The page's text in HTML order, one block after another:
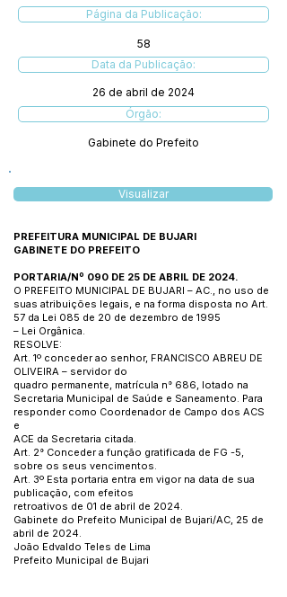
Página da Publicação:
58
Data da Publicação:
26 de abril de 2024
Órgão:
Gabinete do Prefeito
Visualizar
PREFEITURA MUNICIPAL DE BUJARI
GABINETE DO PREFEITO
PORTARIA/Nº 090 DE 25 DE ABRIL DE 2024.
O PREFEITO MUNICIPAL DE BUJARI – AC., no uso de
suas atribuições legais, e na forma disposta no Art.
57 da Lei 085 de 20 de dezembro de 1995
– Lei Orgânica.
RESOLVE:
Art. 1º conceder ao senhor, FRANCISCO ABREU DE
OLIVEIRA – servidor do
quadro permanente, matrícula n° 686, lotado na
Secretaria Municipal de Saúde e Saneamento. Para
responder como Coordenador de Campo dos ACS
e
ACE da Secretaria citada.
Art. 2° Conceder a função gratificada de FG -5,
sobre os seus vencimentos.
Art. 3º Esta portaria entra em vigor na data de sua
publicação, com efeitos
retroativos de 01 de abril de 2024.
Gabinete do Prefeito Municipal de Bujari/AC, 25 de
abril de 2024.
João Edvaldo Teles de Lima
Prefeito Municipal de Bujari